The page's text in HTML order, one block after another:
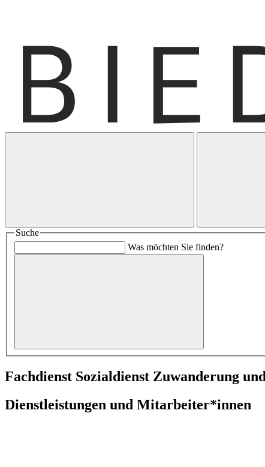
Suche
Was möchten Sie finden?
Fachdienst Sozialdienst Zuwanderung
Dienstleistungen und Mitarbeiter*innen